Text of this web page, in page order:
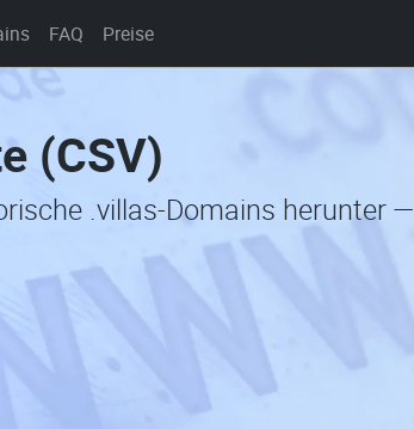
FAQ Preise
(CSV)
.villas-Domains herunter —